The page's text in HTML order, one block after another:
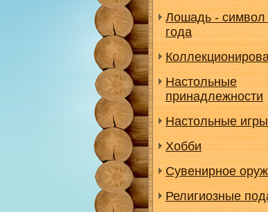
Лошадь - символ
года
Настольные
принадлежности
Настольные игры
Хобби
Сувенирное
Религиозные